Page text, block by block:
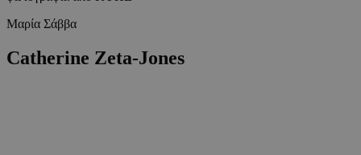
Μαρία Σάββα
Catherine Zeta-Jones